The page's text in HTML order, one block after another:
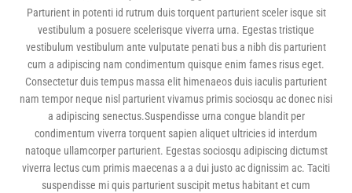
Parturient in potenti id rutrum duis torquent parturient sceler isque sit
vestibulum a posuere scelerisque viverra urna. Egestas tristique
vestibulum vestibulum ante vulputate penati bus a nibh dis parturient
cum a adipiscing nam condimentum quisque enim fames risus eget.
Consectetur duis tempus massa elit himenaeos duis iaculis parturient
nam tempor neque nisl parturient vivamus primis sociosqu ac donec nisi
a adipiscing senectus.Suspendisse urna congue blandit per
condimentum viverra torquent sapien aliquet ultricies id interdum
natoque ullamcorper parturient. Egestas sociosqu adipiscing dictumst
viverra lectus cum primis maecenas a a dui justo ac dignissim ac. Taciti
suspendisse mi quis parturient suscipit metus habitant et cum